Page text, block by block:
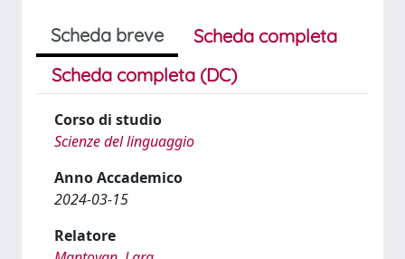
Scheda breve
Scheda completa
Scheda completa (DC)
Corso di studio
Scienze del linguaggio
Anno Accademico
2024-03-15
Relatore